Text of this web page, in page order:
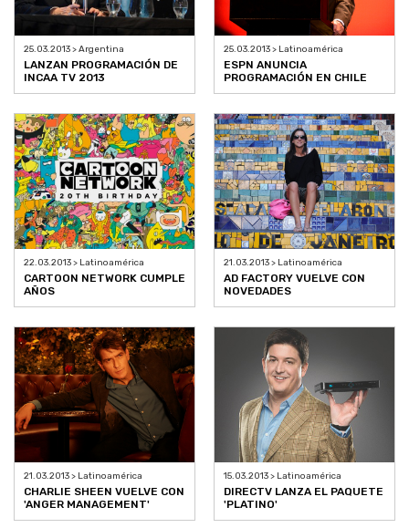
25.03.2013 > Argentina
LANZAN PROGRAMACIÓN DE
INCAA TV 2013
25.03.2013 > Latinoamérica
ESPN ANUNCIA
PROGRAMACIÓN EN CHILE
22.03.2013 > Latinoamérica
CARTOON NETWORK CUMPLE
AÑOS
21.03.2013 > Latinoamérica
AD FACTORY VUELVE CON
NOVEDADES
21.03.2013 > Latinoamérica
CHARLIE SHEEN VUELVE CON
'ANGER MANAGEMENT'
15.03.2013 > Latinoamérica
DIRECTV LANZA EL PAQUETE
'PLATINO'